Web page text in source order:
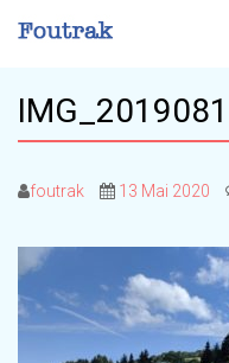
foutrak 13 Mai 2020